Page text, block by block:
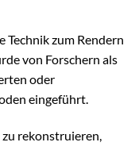
Technik zum Rendern
von Forschern als
oder
eingeführt.
rekonstruieren,